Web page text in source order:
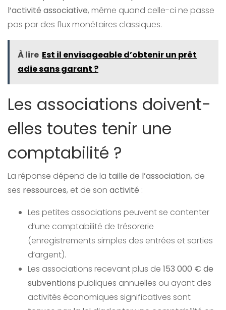
l’activité associative, même quand celle-ci ne passe
pas par des flux monétaires classiques.
À lire Est il envisageable d’obtenir un prêt
adie sans garant ?
Les associations doivent-
elles toutes tenir une
comptabilité ?
La réponse dépend de la taille de l’association, de
ses ressources, et de son activité :
Les petites associations peuvent se contenter
d’une comptabilité de trésorerie
(enregistrements simples des entrées et sorties
d’argent).
Les associations recevant plus de 153 000 € de
subventions publiques annuelles ou ayant des
activités économiques significatives sont